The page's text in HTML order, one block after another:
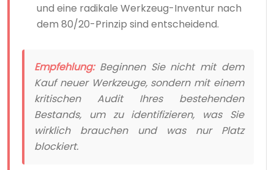
und eine radikale Werkzeug-Inventur nach
dem 80/20-Prinzip sind entscheidend.
Empfehlung:Beginnen Sie nicht mit dem
Kauf neuer Werkzeuge, sondern mit einem
kritischen Audit Ihres bestehenden
Bestands, um zu identifizieren, was Sie
wirklich brauchen und was nur Platz
blockiert.